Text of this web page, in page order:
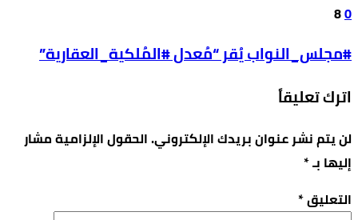
0
8
#مجلس_النواب يُقر “مُعدل #المُلكية_العقارية”
اترك تعليقاً
لن يتم نشر عنوان بريدك الإلكتروني.الحقول الإلزامية مشار
إليها بـ*
التعليق*